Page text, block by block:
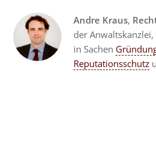
Andre Kraus,
der
in Sachen
Reputationsschutz